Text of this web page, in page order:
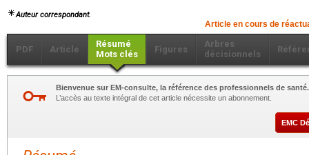
Auteur correspondant.
Article en cours de
PDF Article
Résumé
Mots clés
Figures
Arbres
décisionnels
Bienvenue sur EM-consulte, la référence des professionnels de santé.
L’accès au texte intégral de cet article nécessite un abonnement.
EMC